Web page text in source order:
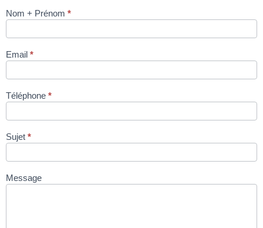
Mélangeur
site
Nom + Prénom *
Email *
Téléphone *
Sujet *
Message